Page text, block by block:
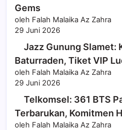
Gems
oleh Falah Malaika Az Zahra
29 Juni 2026
Jazz Gunung Slamet:
Baturraden, Tiket VIP
oleh Falah Malaika Az Zahra
29 Juni 2026
Telkomsel: 361 BTS
Terbarukan, Komitmen
oleh Falah Malaika Az Zahra